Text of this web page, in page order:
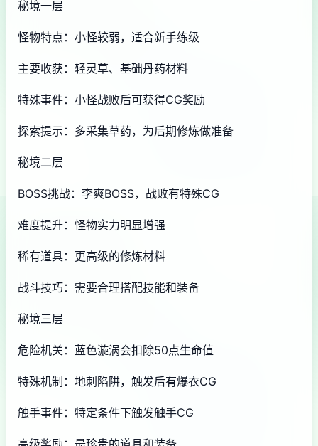
秘境一层
怪物特点：小怪较弱，适合新手练级
主要收获：轻灵草、基础丹药材料
特殊事件：小怪战败后可获得CG奖励
探索提示：多采集草药，为后期修炼做准备
秘境二层
BOSS挑战：李爽BOSS，战败有特殊CG
难度提升：怪物实力明显增强
稀有道具：更高级的修炼材料
战斗技巧：需要合理搭配技能和装备
秘境三层
危险机关：蓝色漩涡会扣除50点生命值
特殊机制：地刺陷阱，触发后有爆衣CG
触手事件：特定条件下触发触手CG